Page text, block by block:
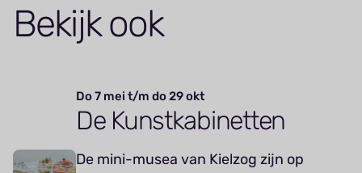
Bekijk ook
Do 7 mei t/m do 29 okt
De Kunstkabinetten
De mini-musea van Kielzog zijn op